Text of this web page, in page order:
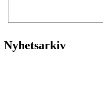
Nyhetsarkiv